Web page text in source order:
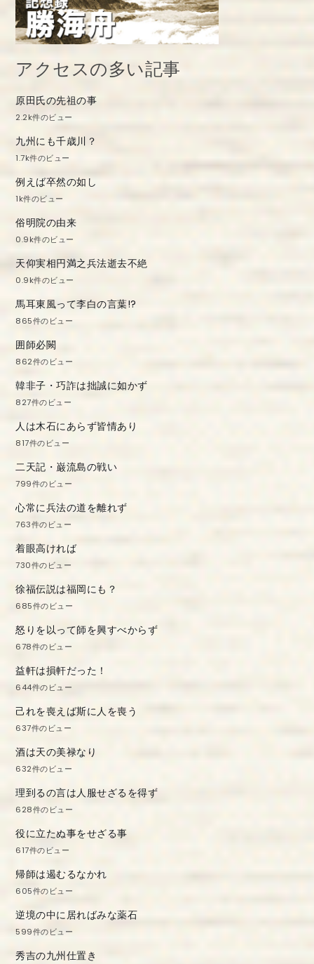
アクセスの多い記事
原田氏の先祖の事
2.2k件のビュー
九州にも千歳川？
1.7k件のビュー
例えば卒然の如し
1k件のビュー
俗明院の由来
0.9k件のビュー
天仰実相円満之兵法逝去不絶
0.9k件のビュー
馬耳東風って李白の言葉!?
865件のビュー
囲師必闕
862件のビュー
韓非子・巧詐は拙誠に如かず
827件のビュー
人は木石にあらず皆情あり
817件のビュー
二天記・巌流島の戦い
799件のビュー
心常に兵法の道を離れず
763件のビュー
着眼高ければ
730件のビュー
徐福伝説は福岡にも？
685件のビュー
怒りを以って師を興すべからず
678件のビュー
益軒は損軒だった！
644件のビュー
己れを喪えば斯に人を喪う
637件のビュー
酒は天の美禄なり
632件のビュー
理到るの言は人服せざるを得ず
628件のビュー
役に立たぬ事をせざる事
617件のビュー
帰師は遏むるなかれ
605件のビュー
逆境の中に居ればみな薬石
599件のビュー
秀吉の九州仕置き